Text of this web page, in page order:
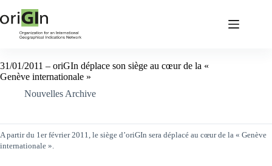
31/01/2011 – oriGIn déplace son siège au cœur de la «
Genève internationale »
Nouvelles Archive
A partir du 1er février 2011, le siège d’oriGIn sera déplacé au cœur de la « Genève
internationale ».